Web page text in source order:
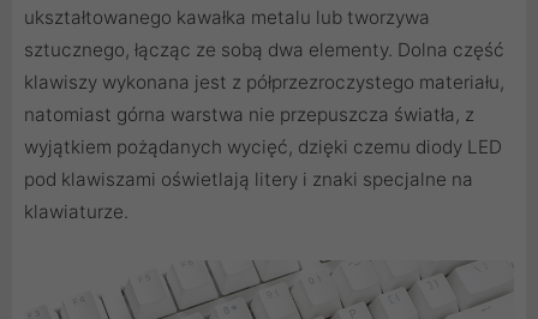
ukształtowanego kawałka metalu lub tworzywa
sztucznego, łącząc ze sobą dwa elementy. Dolna część
klawiszy wykonana jest z półprzezroczystego materiału,
natomiast górna warstwa nie przepuszcza światła, z
wyjątkiem pożądanych wycięć, dzięki czemu diody LED
pod klawiszami oświetlają litery i znaki specjalne na
klawiaturze.